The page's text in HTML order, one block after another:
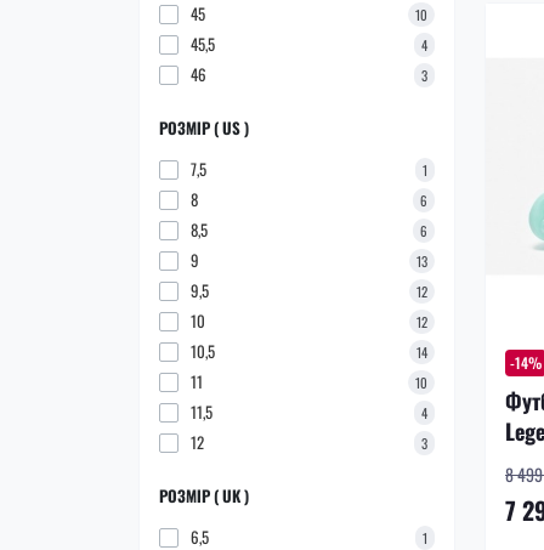
45 10
45,5 4
46 3
РОЗМІР ( US )
7,5
1
8 6
8,5 6
9 13
9,5 12
10 12
10,5 14
11 10
11,5 4
12 3
РОЗМІР ( UK )
6,5
1
-14%
8 499
7